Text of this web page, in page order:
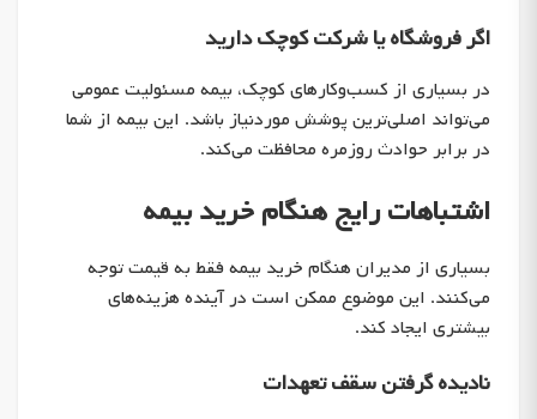
اگر فروشگاه یا شرکت کوچک دارید
در بسیاری از کسب‌وکارهای کوچک، بیمه مسئولیت عمومی
می‌تواند اصلی‌ترین پوشش موردنیاز باشد. این بیمه از شما
در برابر حوادث روزمره محافظت می‌کند.
اشتباهات رایج هنگام خرید بیمه
بسیاری از مدیران هنگام خرید بیمه فقط به قیمت توجه
می‌کنند. این موضوع ممکن است در آینده هزینه‌های
بیشتری ایجاد کند.
نادیده گرفتن سقف تعهدات